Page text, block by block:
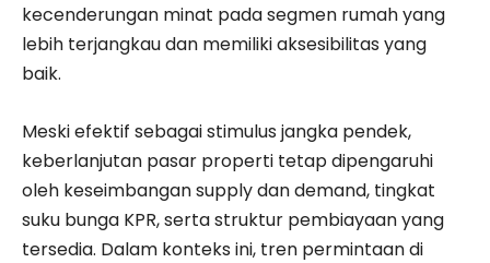
kecenderungan minat pada segmen rumah yang
lebih terjangkau dan memiliki aksesibilitas yang
baik.
Meski efektif sebagai stimulus jangka pendek,
keberlanjutan pasar properti tetap dipengaruhi
oleh keseimbangan supply dan demand, tingkat
suku bunga KPR, serta struktur pembiayaan yang
tersedia. Dalam konteks ini, tren permintaan di